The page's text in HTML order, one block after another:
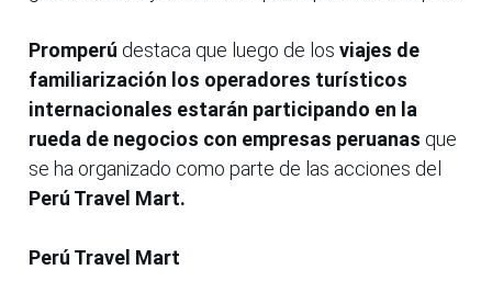
Promperú destaca que luego de los viajes de
familiarización los operadores turísticos
internacionales estarán participando en la
rueda de negocios con empresas peruanas que
se ha organizado como parte de las acciones del
Perú Travel Mart.
Perú Travel Mart